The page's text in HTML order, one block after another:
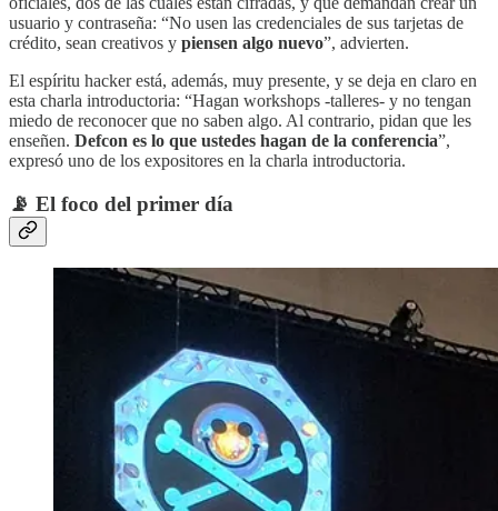
usuario y contraseña: “No usen las credenciales de sus tarjetas de
crédito, sean creativos y piensen algo nuevo”, advierten.
El espíritu hacker está, además, muy presente, y se deja en claro en
esta charla introductoria: “Hagan workshops -talleres- y no tengan
miedo de reconocer que no saben algo. Al contrario, pidan que les
enseñen. Defcon es lo que ustedes hagan de la conferencia”,
expresó uno de los expositores en la charla introductoria.
📡 El foco del primer día